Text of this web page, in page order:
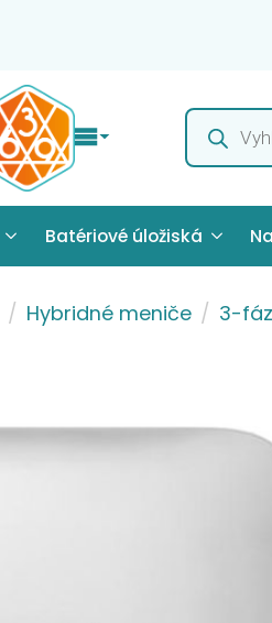
Products
search
Batériové úložiská
Hybridné meniče 3-